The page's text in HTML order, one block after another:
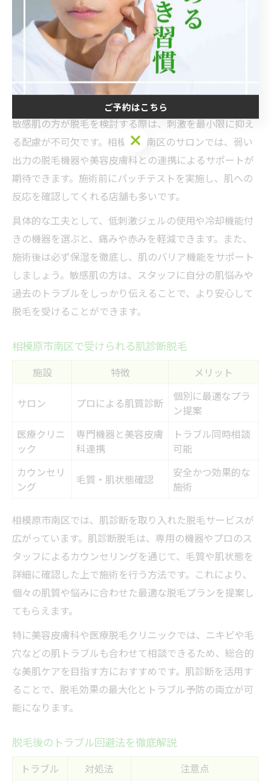
器
弱い出力や冷却機
能付き
刺激・痛みの軽減
パッチテスト 安全性の確認
施術後
低刺激ジェル・保
赤み防止とバリア機能サ
敏感肌の方が脱毛を検討する際は、刺激を最小限に抑え
る配慮が不可欠です。相模原市南区のサロンでは、弱い
出力の脱毛機器や美容皮膚科との連携によるサポートが
期待できます。施術前にパッチテストを実施し、肌への
反応を確認してくれる店舗も多いです。
具体的な工夫として、低刺激ジェルの使用や冷却機能付
きの機器を選ぶと、痛みや赤みを軽減できます。また、
施術後は必ず保湿を徹底し、肌のバリア機能をサポート
しましょう。敏感肌の方は、スタッフに自分の肌悩みや
過去のトラブルをしっかり伝えることで、より安心して
脱毛を受けることができます。
相模原市南区で受けられる肌診断脱毛
施設 特徴 メリット
サロン プロによる肌質診断
個別に最適なプラ
ン提案
医療クリニ
ック
専門機器と美容皮膚
科連携
トラブル同時相談
可能
カウンセリ
ング
毛質・肌状態確認
安全かつ効果的な
施術
相模原市南区では、肌診断を取り入れた脱毛サービスが
広がっています。肌診断脱毛は、専用の機器やプロのス
タッフによるカウンセリングを通じて、毛質や肌状態を
詳細に確認した上で施術を行う方法です。これにより、
個々の肌質や悩みに合わせた最適な脱毛プランを提案し
てもらえます。
特に美容皮膚科や医療脱毛クリニックでは、ニキビや毛
穴などの肌トラブルも合わせて相談できるため、総合的
な美肌ケアを目指す方におすすめです。肌診断を活用す
ることで、脱毛効果の最大化とトラブル予防の両立が可
能になります。
脱毛後のトラブル回避法を徹底解説
トラブル 対処法
注意点
ご予約はこちら
ご予約はこちら